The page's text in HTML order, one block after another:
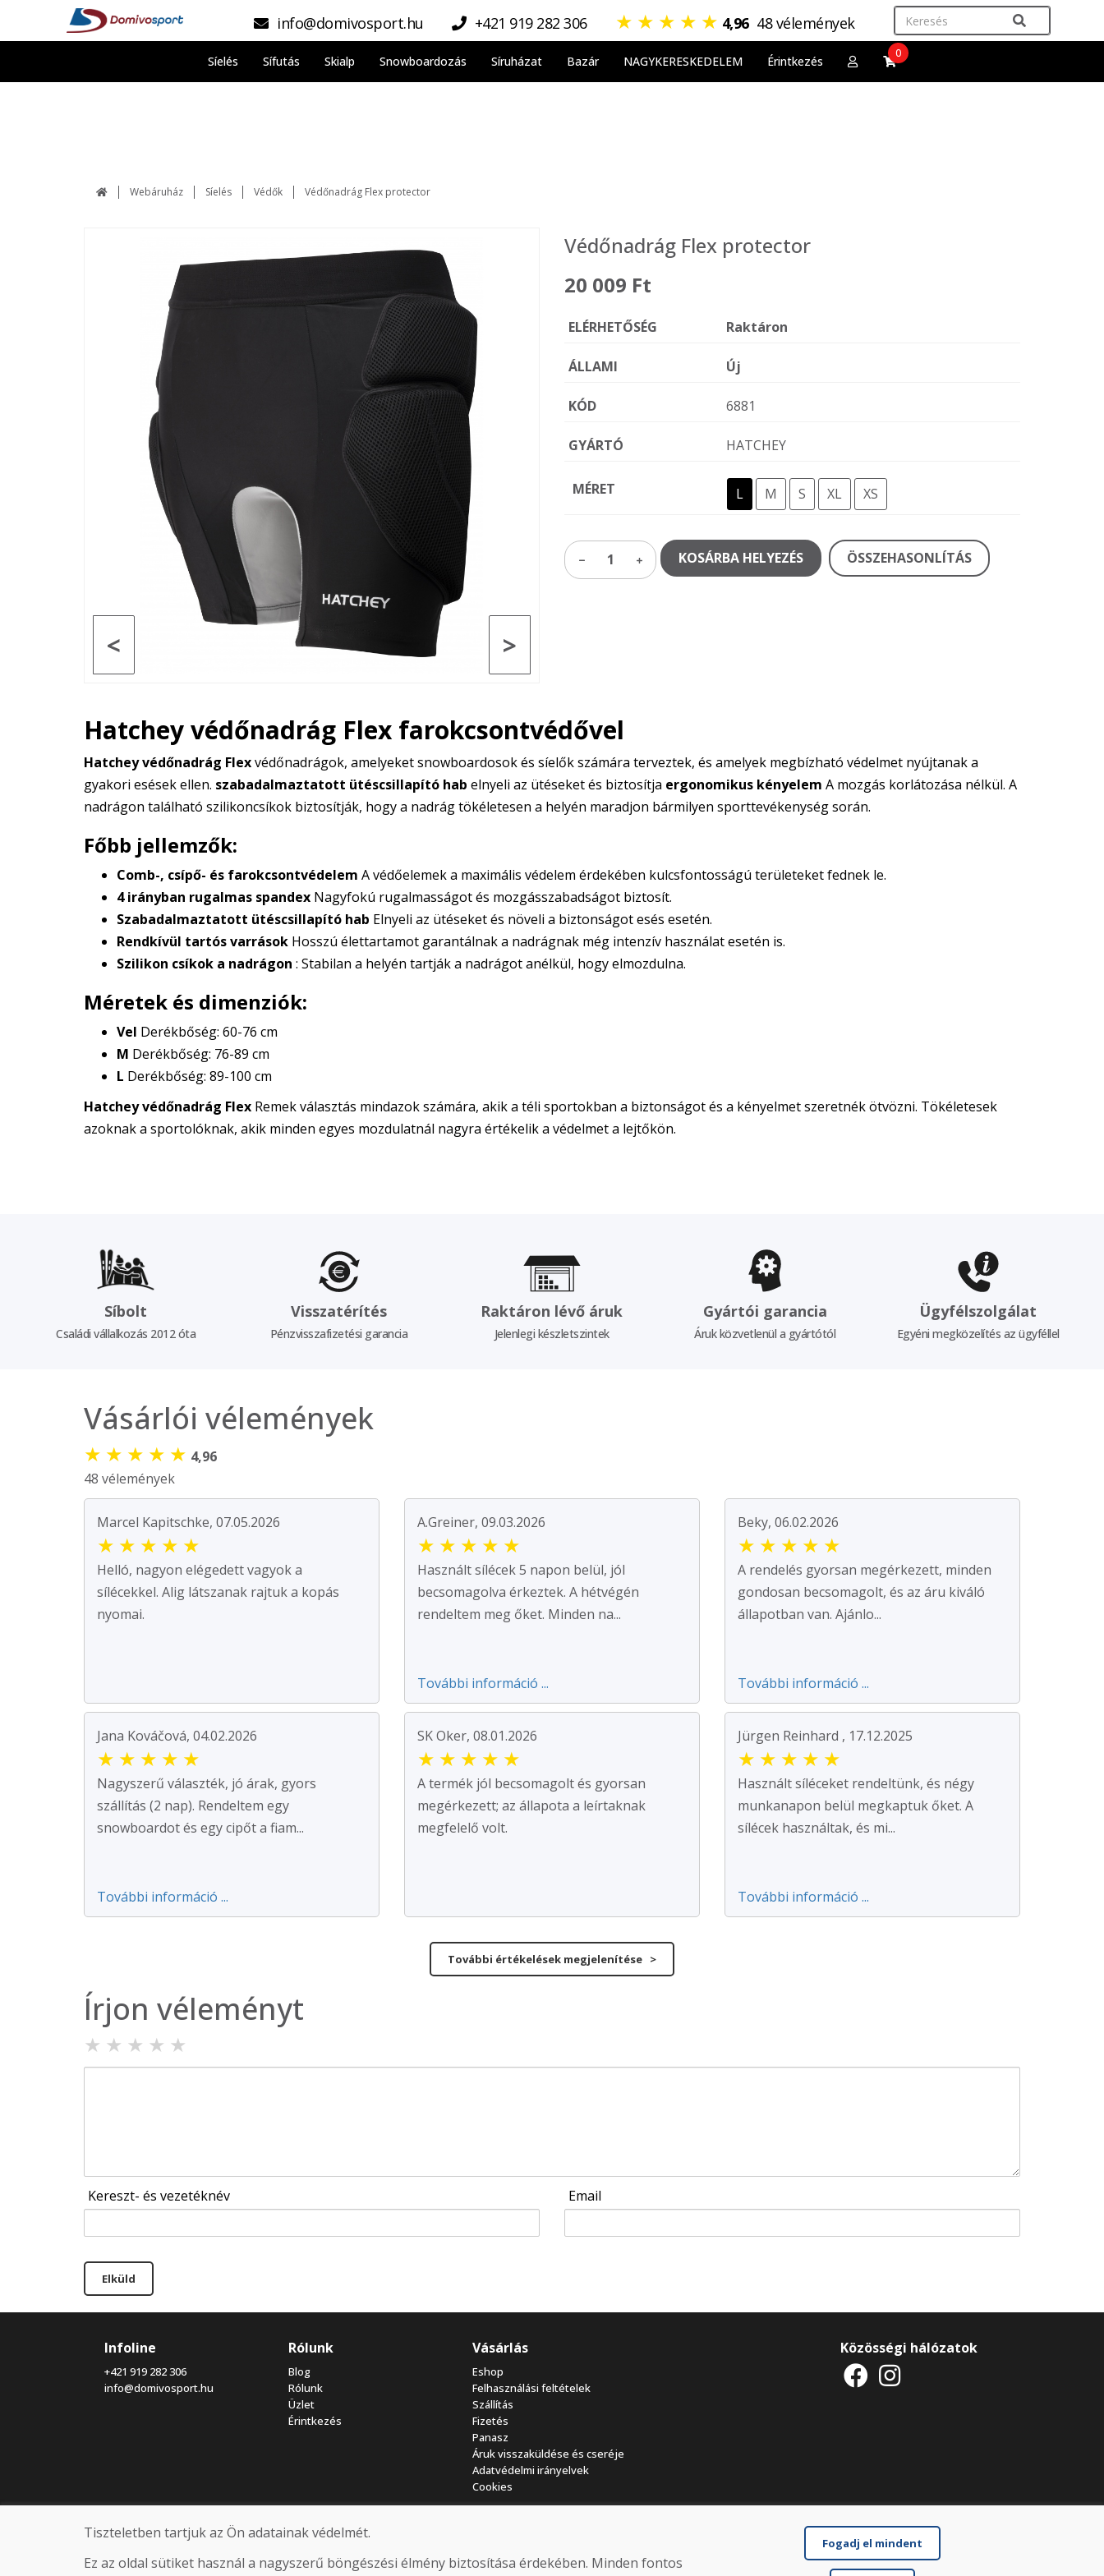
info@domivosport.hu +421 919 282 306 ★ ★ ★ ★ ★ 4,96 48 vélemények
Síelés Sífutás Skialp Snowboardozás Síruházat Bazár NAGYKERESKEDELEM Érintkezés
0
Webáruház Síelés Védők Védőnadrág Flex protector
>
<
Védőnadrág Flex protector
20 009 Ft
ELÉRHETŐSÉG Raktáron
ÁLLAMI Új
KÓD 6881
GYÁRTÓ HATCHEY
MÉRET L M S XL XS
1 KOSÁRBA HELYEZÉS ÖSSZEHASONLÍTÁS
Hatchey védőnadrág Flex farokcsontvédővel
Hatchey védőnadrág Flexvédőnadrágok, amelyeket snowboardosok és síelők számára terveztek, és amelyek megbízható védelmet nyújtanak a
gyakori esések ellen. szabadalmaztatott ütéscsillapító hab elnyeli az ütéseket és biztosítja ergonomikus kényelem A mozgás korlátozása nélkül. A
nadrágon található szilikoncsíkok biztosítják, hogy a nadrág tökéletesen a helyén maradjon bármilyen sporttevékenység során.
Főbb jellemzők:
Comb-, csípő- és farokcsontvédelem A védőelemek a maximális védelem érdekében kulcsfontosságú területeket fednek le.
4 irányban rugalmas spandex Nagyfokú rugalmasságot és mozgásszabadságot biztosít.
Szabadalmaztatott ütéscsillapító hab Elnyeli az ütéseket és növeli a biztonságot esés esetén.
Rendkívül tartós varrások Hosszú élettartamot garantálnak a nadrágnak még intenzív használat esetén is.
Szilikon csíkok a nadrágon : Stabilan a helyén tartják a nadrágot anélkül, hogy elmozdulna.
Méretek és dimenziók:
Vel Derékbőség: 60-76 cm
M Derékbőség: 76-89 cm
L Derékbőség: 89-100 cm
Hatchey védőnadrág Flex Remek választás mindazok számára, akik a téli sportokban a biztonságot és a kényelmet szeretnék ötvözni. Tökéletesek
azoknak a sportolóknak, akik minden egyes mozdulatnál nagyra értékelik a védelmet a lejtőkön.
Síbolt
Családi vállalkozás 2012 óta
Visszatérítés
Pénzvisszafizetési garancia
Raktáron lévő áruk
Jelenlegi készletszintek
Gyártói garancia
Áruk közvetlenül a gyártótól
Ügyfélszolgálat
Egyéni megközelítés az ügyféllel
Vásárlói vélemények
★ ★ ★ ★ ★ 4,96
48 vélemények
Marcel Kapitschke, 07.05.2026
★ ★ ★ ★ ★
Helló, nagyon elégedett vagyok a
sílécekkel. Alig látszanak rajtuk a kopás
nyomai.
A.Greiner, 09.03.2026
★ ★ ★ ★ ★
Használt sílécek 5 napon belül, jól
becsomagolva érkeztek. A hétvégén
rendeltem meg őket. Minden na...
További információ ...
Beky, 06.02.2026
★ ★ ★ ★ ★
A rendelés gyorsan megérkezett, minden
gondosan becsomagolt, és az áru kiváló
állapotban van. Ajánlo...
További információ ...
Jana Kováčová, 04.02.2026
★ ★ ★ ★ ★
Nagyszerű választék, jó árak, gyors
szállítás (2 nap). Rendeltem egy
snowboardot és egy cipőt a fiam...
További információ ...
SK Oker, 08.01.2026
★ ★ ★ ★ ★
A termék jól becsomagolt és gyorsan
megérkezett; az állapota a leírtaknak
megfelelő volt.
Jürgen Reinhard , 17.12.2025
★ ★ ★ ★ ★
Használt síléceket rendeltünk, és négy
munkanapon belül megkaptuk őket. A
sílécek használtak, és mi...
További információ ...
További értékelések megjelenítése >
Írjon véleményt
★ ★ ★ ★ ★
Kereszt- és vezetéknév Email
Elküld
Infoline
+421 919 282 306
info@domivosport.hu
Rólunk
Blog
Rólunk
Üzlet
Érintkezés
Vásárlás
Eshop
Felhasználási feltételek
Szállítás
Fizetés
Panasz
Áruk visszaküldése és cseréje
Adatvédelmi irányelvek
Cookies
Közösségi hálózatok
Tiszteletben tartjuk az Ön adatainak védelmét.
Ez az oldal sütiket használ a nagyszerű böngészési élmény biztosítása érdekében. Minden fontos
Fogadj el mindent